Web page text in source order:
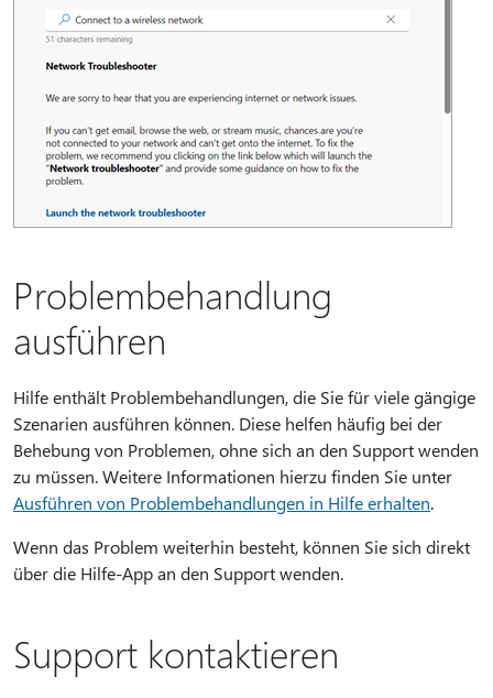
Problembehandlung
ausführen
Hilfe enthält Problembehandlungen, die Sie für viele gängige
Szenarien ausführen können. Diese helfen häufig bei der
Behebung von Problemen, ohne sich an den Support wenden
zu müssen. Weitere Informationen hierzu finden Sie unter
Ausführen von Problembehandlungen in Hilfe erhalten.
Wenn das Problem weiterhin besteht, können Sie sich direkt
über die Hilfe-App an den Support wenden.
Support kontaktieren